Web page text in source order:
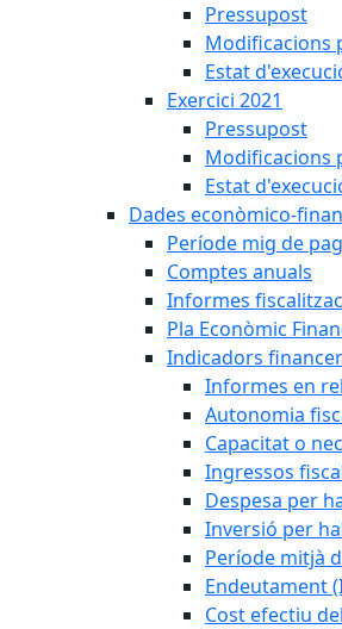
Pressupost
Modificacions
Estat
Exercici 2021
Pressupost
Modificacions
Estat
Dades econòmico-
Període mig de
Comptes anuals
Informes
Pla Econòmic
Indicadors
Informes en
Autonomia
Capacitat o
Ingressos
Despesa per
Inversió per
Període mitjà
Endeutament
Cost efectiu